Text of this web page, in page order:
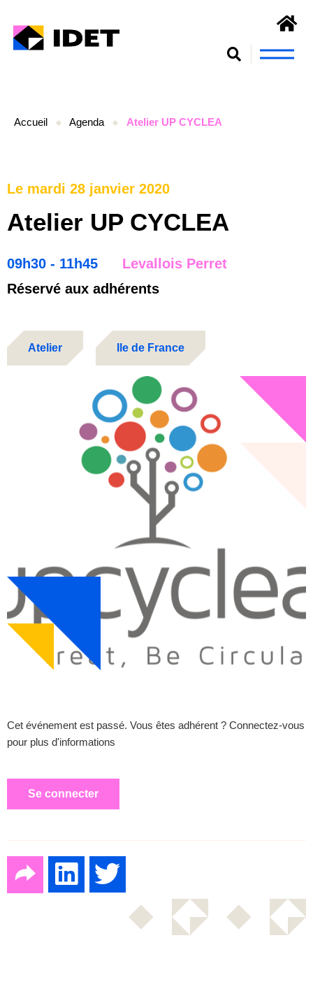
Accueil Agenda Atelier UP CYCLEA
Le mardi 28 janvier 2020
Atelier UP CYCLEA
09h30 - 11h45
Levallois Perret
Réservé aux adhérents
Atelier Ile de France
Cet événement est passé. Vous êtes adhérent ? Connectez-vous
pour plus d'informations
Se connecter